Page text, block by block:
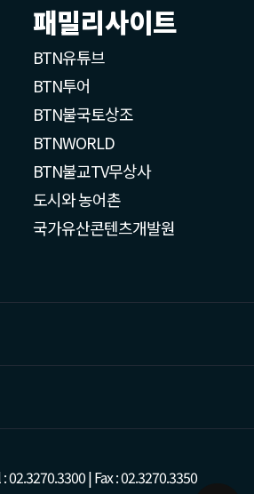
패밀리사이트
BTN유튜브
BTN투어
BTN불국토상조
BTNWORLD
BTN불교TV무상사
도시와 농어촌
국가유산콘텐츠개발원
| Fax : 02.3270.3350